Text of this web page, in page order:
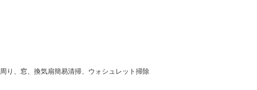
り、窓、換気扇簡易清掃、ウォシュレット掃除